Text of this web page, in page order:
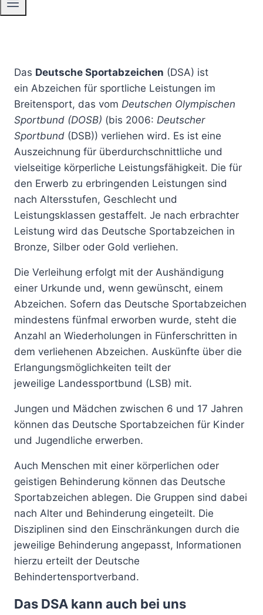
Das Deutsche Sportabzeichen (DSA) ist
ein Abzeichen für sportliche Leistungen im
Breitensport, das vom Deutschen Olympischen
Sportbund (DOSB) (bis 2006: Deutscher
Sportbund (DSB)) verliehen wird. Es ist eine
Auszeichnung für überdurchschnittliche und
vielseitige körperliche Leistungsfähigkeit. Die für
den Erwerb zu erbringenden Leistungen sind
nach Altersstufen, Geschlecht und
Leistungsklassen gestaffelt. Je nach erbrachter
Leistung wird das Deutsche Sportabzeichen in
Bronze, Silber oder Gold verliehen.
Die Verleihung erfolgt mit der Aushändigung
einer Urkunde und, wenn gewünscht, einem
Abzeichen. Sofern das Deutsche Sportabzeichen
mindestens fünfmal erworben wurde, steht die
Anzahl an Wiederholungen in Fünferschritten in
dem verliehenen Abzeichen. Auskünfte über die
Erlangungsmöglichkeiten teilt der
jeweilige Landessportbund (LSB) mit.
Jungen und Mädchen zwischen 6 und 17 Jahren
können das Deutsche Sportabzeichen für Kinder
und Jugendliche erwerben.
Auch Menschen mit einer körperlichen oder
geistigen Behinderung können das Deutsche
Sportabzeichen ablegen. Die Gruppen sind dabei
nach Alter und Behinderung eingeteilt. Die
Disziplinen sind den Einschränkungen durch die
jeweilige Behinderung angepasst, Informationen
hierzu erteilt der Deutsche
Behindertensportverband.
Das DSA kann auch bei uns